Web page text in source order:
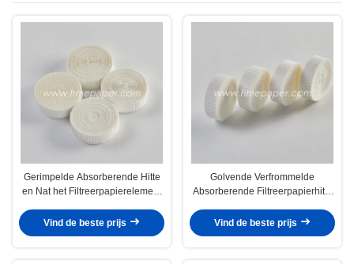
Gerimpelde Absorberende Hitte
en Nat het Filtreerpapierelement
Vind de beste prijs
Golvende Verfrommelde
Absorberende Filtreerpapierhitte
Vind de beste prijs